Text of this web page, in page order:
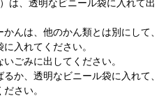
は、透明なビニール袋に入れて出
んは、他のかん類とは別にして、
入れてください。
ごみに出してください。
か、透明なビニール袋に入れて、
さい。